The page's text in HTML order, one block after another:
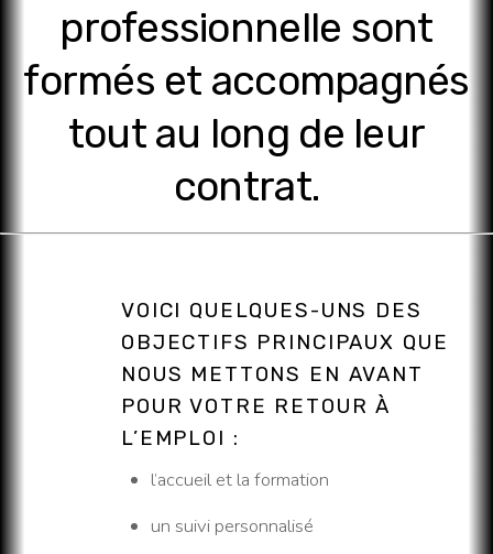
professionnelle sont
formés et accompagnés
tout au long de leur
contrat.
VOICI QUELQUES-UNS DES
OBJECTIFS PRINCIPAUX QUE
NOUS METTONS EN AVANT
POUR VOTRE RETOUR À
L’EMPLOI :
l’accueil et la formation
un suivi personnalisé